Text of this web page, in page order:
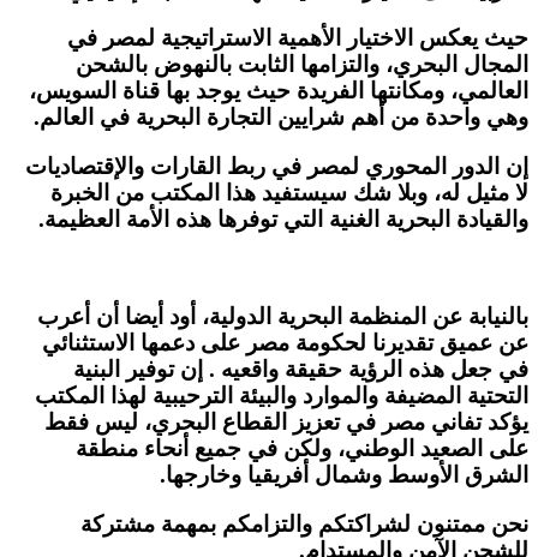
حيث يعكس الاختيار الأهمية الاستراتيجية لمصر في
المجال البحري، والتزامها الثابت بالنهوض بالشحن
العالمي، ومكانتها الفريدة حيث يوجد بها قناة السويس،
وهي واحدة من أهم شرايين التجارة البحرية في العالم.
إن الدور المحوري لمصر في ربط القارات والإقتصاديات
لا مثيل له، وبلا شك سيستفيد هذا المكتب من الخبرة
والقيادة البحرية الغنية التي توفرها هذه الأمة العظيمة.
بالنيابة عن المنظمة البحرية الدولية، أود أيضا أن أعرب
عن عميق تقديرنا لحكومة مصر على دعمها الاستثنائي
في جعل هذه الرؤية حقيقة واقعيه . إن توفير البنية
التحتية المضيفة والموارد والبيئة الترحيبية لهذا المكتب
يؤكد تفاني مصر في تعزيز القطاع البحري، ليس فقط
على الصعيد الوطني، ولكن في جميع أنحاء منطقة
الشرق الأوسط وشمال أفريقيا وخارجها.
نحن ممتنون لشراكتكم والتزامكم بمهمة مشتركة
للشحن الآمن والمستدام.